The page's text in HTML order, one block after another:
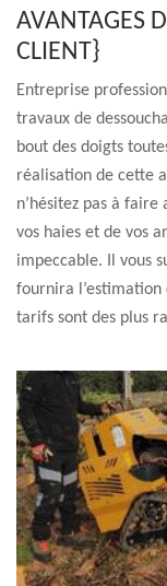
AVANTAGES
CLIENT}
Entreprise
travaux de
bout des doigts
réalisation de cette
n’hésitez pas à
vos haies et de vos
impeccable. Il vous
fournira l’estimation
tarifs sont des plus